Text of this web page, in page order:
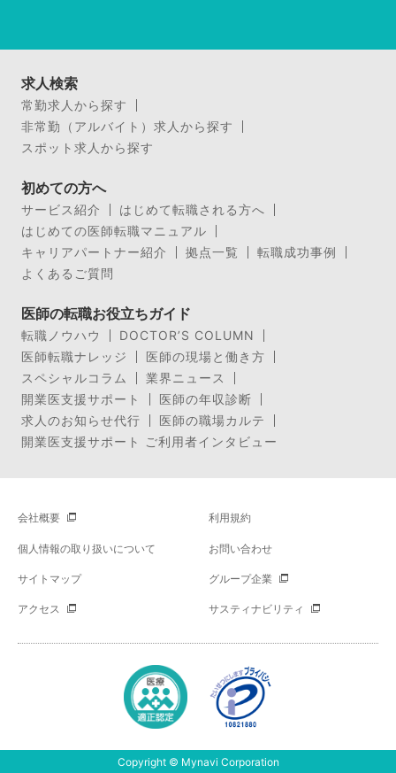
求人検索
常勤求人から探す
非常勤（アルバイト）求人から探す
スポット求人から探す
初めての方へ
サービス紹介
はじめて転職される方へ
はじめての医師転職マニュアル
キャリアパートナー紹介
拠点一覧
転職成功事例
よくあるご質問
医師の転職お役立ちガイド
転職ノウハウ
DOCTOR’S COLUMN
医師転職ナレッジ
医師の現場と働き方
スペシャルコラム
業界ニュース
開業医支援サポート
医師の年収診断
求人のお知らせ代行
医師の職場カルテ
開業医支援サポート ご利用者インタビュー
会社概要 利用規約
個人情報の取り扱いについて お問い合わせ
サイトマップ グループ企業
アクセス サスティナビリティ
Copyright © Mynavi Corporation